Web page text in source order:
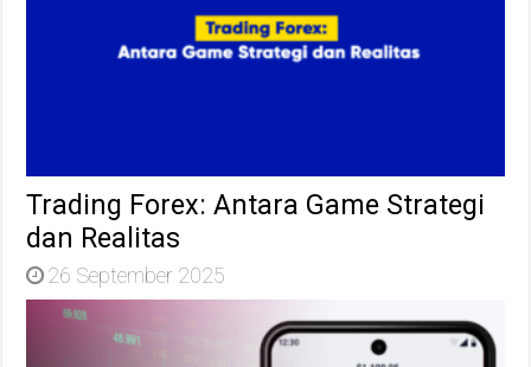
Trading Forex: Antara Game Strategi
dan Realitas
26 September 2025